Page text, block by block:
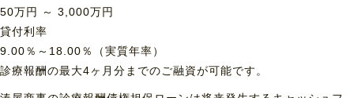
50万円 ～ 3,000万円
貸付利率
9.00％～18.00％（実質年率）
診療報酬の最大4ヶ月分までのご融資が可能です。